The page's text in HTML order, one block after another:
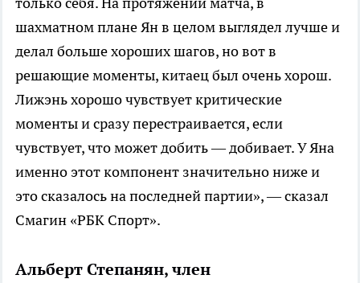
шахматном плане Ян в целом выглядел лучше и
делал больше хороших шагов, но вот в
решающие моменты, китаец был очень хорош.
Лижэнь хорошо чувствует критические
моменты и сразу перестраивается, если
чувствует, что может добить — добивает. У Яна
именно этот компонент значительно ниже и
это сказалось на последней партии», — сказал
Смагин «РБК Спорт».
Альберт Степанян, член